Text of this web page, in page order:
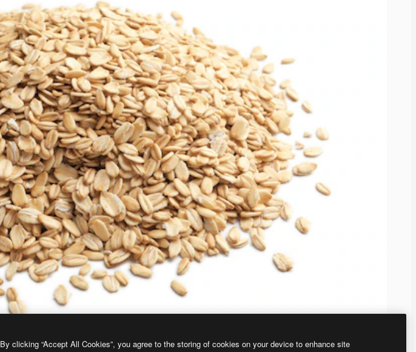
By clicking “Accept All Cookies”, you agree to the storing of cookies on your device to enhance site